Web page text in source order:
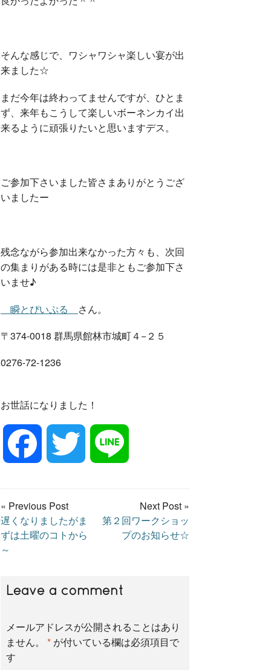
そんな感じで、ワシャワシャ楽しい宴が出
来ました☆
まだ今年は終わってませんですが、ひとま
ず、来年もこうして楽しいボーネンカイ出
来るように頑張りたいと思いますデス。
ご参加下さいました皆さまありがとうござ
いましたー
残念ながら参加出来なかった方々も、次回
の集まりがある時には是非ともご参加下さ
いませ♪
瞬とぴいぷる さん。
〒374-0018 群馬県館林市城町４−２５
0276-72-1236
お世話になりました！
c
b
i
t
e
n
« Previous Post
遅くなりましたがま
ずは土曜のコトから
～
Next Post »
第２回ワークショッ
プのお知らせ☆
Leave a comment
メールアドレスが公開されることはあり
ません。
* が付いている欄は必須項目で
す